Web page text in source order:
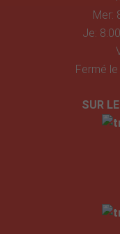
Mer:
Je:
Fermé
SUR